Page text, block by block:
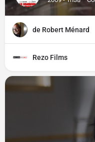
de Robert Ménard
Rezo Films